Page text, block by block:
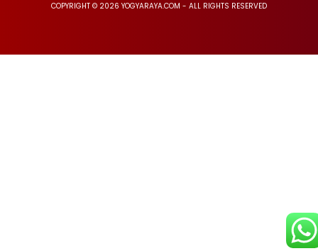
COPYRIGHT © 2026 YOGYARAYA.COM - ALL RIGHTS RESERVED